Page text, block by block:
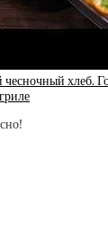
хлеб.